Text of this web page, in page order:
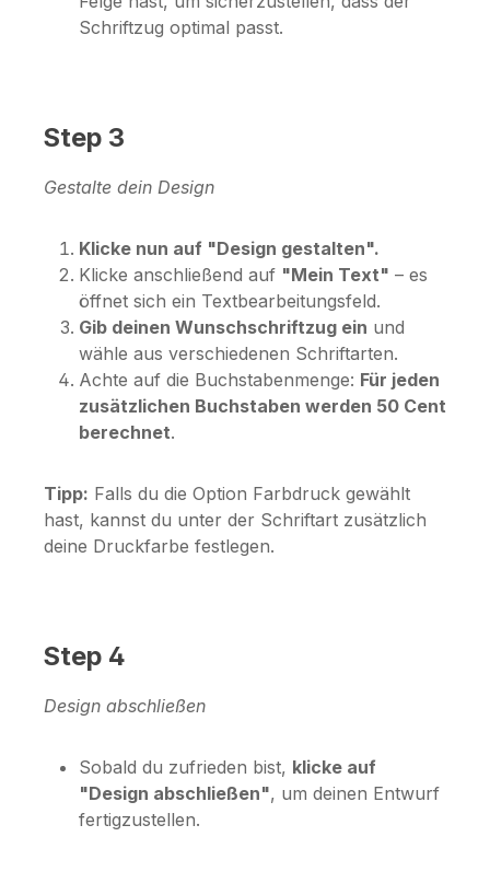
Schriftzug optimal passt.
Step 3
Gestalte dein Design
Klicke nun auf "Design gestalten".
Klicke anschließend auf "Mein Text" – es
öffnet sich ein Textbearbeitungsfeld.
Gib deinen Wunschschriftzug ein und
wähle aus verschiedenen Schriftarten.
Achte auf die Buchstabenmenge: Für jeden
zusätzlichen Buchstaben werden 50 Cent
berechnet.
Tipp: Falls du die Option Farbdruck gewählt
hast, kannst du unter der Schriftart zusätzlich
deine Druckfarbe festlegen.
Step 4
Design abschließen
Sobald du zufrieden bist, klicke auf
"Design abschließen", um deinen Entwurf
fertigzustellen.